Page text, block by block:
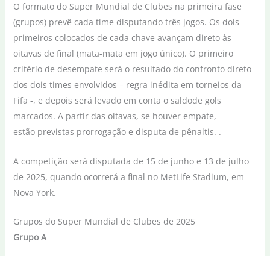
O formato do Super Mundial de Clubes na primeira fase
(grupos) prevê cada time disputando três jogos. Os dois
primeiros colocados de cada chave avançam direto às
oitavas de final (mata-mata em jogo único). O primeiro
critério de desempate será o resultado do confronto direto
dos dois times envolvidos – regra inédita em torneios da
Fifa -, e depois será levado em conta o saldode gols
marcados. A partir das oitavas, se houver empate,
estão previstas prorrogação e disputa de pênaltis. .
A competição será disputada de 15 de junho e 13 de julho
de 2025, quando ocorrerá a final no MetLife Stadium, em
Nova York.
Grupos do Super Mundial de Clubes de 2025
Grupo A